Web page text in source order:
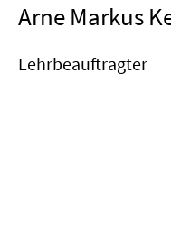
Arne Markus
Lehrbeauftragter